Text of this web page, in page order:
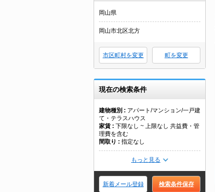
岡山県
岡山市北区北方
市区町村を変更 町を変更
現在の検索条件
建物種別
アパート/マンション/一戸建
て・テラスハウス
家賃
下限なし ~ 上限なし 共益費・管
理費を含む
間取り
指定なし
もっと見る
新着メール登録 検索条件保存